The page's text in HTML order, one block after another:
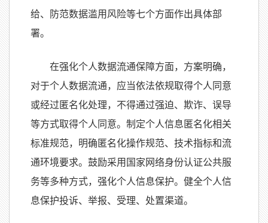
给、防范数据滥用风险等七个方面作出具体部
署。
在强化个人数据流通保障方面，方案明确，
对于个人数据流通，应当依法依规取得个人同意
或经过匿名化处理，不得通过强迫、欺诈、误导
等方式取得个人同意。制定个人信息匿名化相关
标准规范，明确匿名化操作规范、技术指标和流
通环境要求。鼓励采用国家网络身份认证公共服
务等多种方式，强化个人信息保护。健全个人信
息保护投诉、举报、受理、处置渠道。